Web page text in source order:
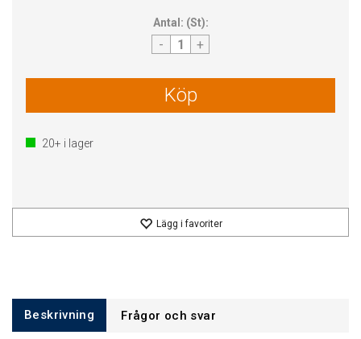
Antal: (St):
- +
Köp
20+ i lager
Lägg i favoriter
Beskrivning Frågor och svar